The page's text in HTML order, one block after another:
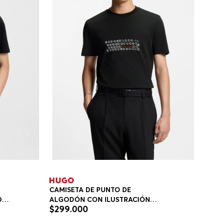
CAMISETA DE PUNTO DE
ALGODÓN CON ILUSTRACIÓN
ESTAMPADA PLAYERA REGULAR
$299.000